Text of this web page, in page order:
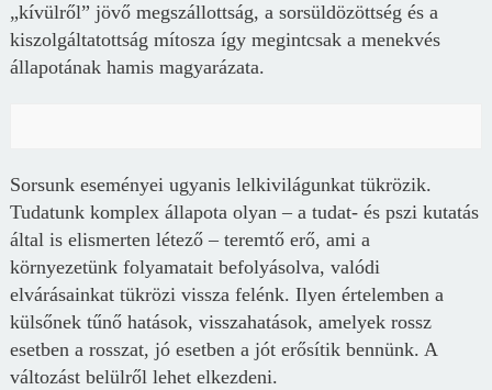
„kívülről” jövő megszállottság, a sorsüldözöttség és a
kiszolgáltatottság mítosza így megintcsak a menekvés
állapotának hamis magyarázata.
Sorsunk eseményei ugyanis lelkivilágunkat tükrözik.
Tudatunk komplex állapota olyan – a tudat- és pszi kutatás
által is elismerten létező – teremtő erő, ami a
környezetünk folyamatait befolyásolva, valódi
elvárásainkat tükrözi vissza felénk. Ilyen értelemben a
külsőnek tűnő hatások, visszahatások, amelyek rossz
esetben a rosszat, jó esetben a jót erősítik bennünk. A
változást belülről lehet elkezdeni.